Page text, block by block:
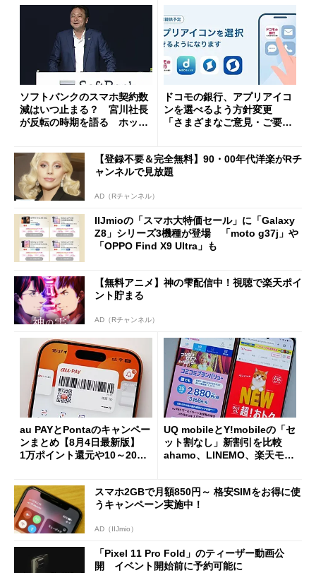
ソフトバンクのスマホ契約数
減はいつ止まる？ 宮川社長
が反転の時期を語る ホッピ
ドコモの銀行、アプリアイコ
ンを選べるよう方針変更
「さまざまなご意見・ご要望
【登録不要＆完全無料】90・00年代洋楽がRチ
ャンネルで見放題
AD（Rチャンネル）
IIJmioの「スマホ大特価セール」に「Galaxy
Z8」シリーズ3機種が登場 「moto g37j」や
「OPPO Find X9 Ultra」も
【無料アニメ】神の雫配信中！視聴で楽天ポイ
ント貯まる
AD（Rチャンネル）
au PAYとPontaのキャンペー
ンまとめ【8月4日最新版】
1万ポイント還元や10～20％
UQ mobileとY!mobileの「セ
ット割なし」新割引を比較
ahamo、LINEMO、楽天モバ
スマホ2GBで月額850円～ 格安SIMをお得に使
うキャンペーン実施中！
AD（IIJmio）
「Pixel 11 Pro Fold」のティーザー動画公
開 イベント開始前に予約可能に